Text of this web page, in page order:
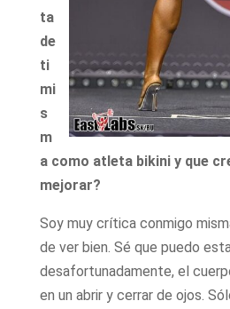
ta
de
ti
mi
s
m
a como atleta bikini y que
mejorar?
Soy muy crítica conmigo
de ver bien. Sé que puedo
desafortunadamente, el
en un abrir y cerrar de ojos.